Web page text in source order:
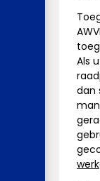
Als
dan